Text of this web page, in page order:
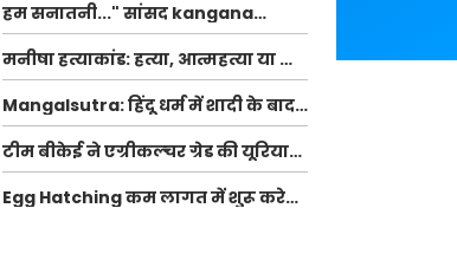
हम सनातनी..." सांसद kangana
Ranaut से क्या बोली लड़की? Viral
Jantar-Mantar | CJP protest
मनीषा हत्याकांड: हत्या, आत्महत्या या कोई बड़ा राज?
| Full Story | Josh Haryana
Mangalsutra: हिंदू धर्म में शादी के बाद
मंगलसूत्र क्यों पहनती है महिलाएं, किसने
शुरु की ये परंपरा
टीम बीकेई ने एग्रीकल्चर ग्रेड की यूरिया
खाद गट्टों में बदलकर टेक्निकल ग्रेड में
बेचने वालों पर करवाई कार्रवाई:
Egg Hatching कम लागत में शुरू करे